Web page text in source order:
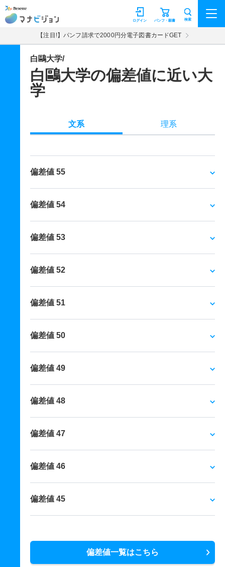
マナビジョン パンフ・願書
ログイン 検索
【注目!】パンフ請求で2000円分電子図書カードGET
白鷗大学/
白鷗大学の偏差値に近い大
学
文系 理系
偏差値 55
偏差値 54
偏差値 53
偏差値 52
偏差値 51
偏差値 50
偏差値 49
偏差値 48
偏差値 47
偏差値 46
偏差値 45
偏差値一覧はこちら